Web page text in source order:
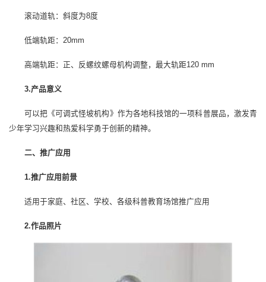
滚动道轨：斜度为8度
低端轨距：20mm
高端轨距：正、反螺纹螺母机构调整，最大轨距120 mm
3.产品意义
可以把《可调式怪坡机构》作为各地科技馆的一项科普展品，激发青
少年学习兴趣和热爱科学勇于创新的精神。
二、推广应用
1.推广应用前景
适用于家庭、社区、学校、各级科普教育场馆推广应用
2.作品照片